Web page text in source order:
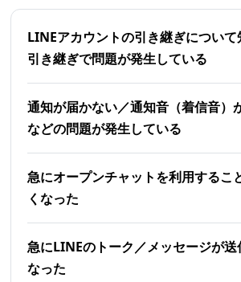
LINEアカウントの引き継ぎについて
引き継ぎで問題が発生している
通知が届かない／通知音（着信音）
などの問題が発生している
急にオープンチャットを利用するこ
くなった
急にLINEのトーク／メッセージが送
なった